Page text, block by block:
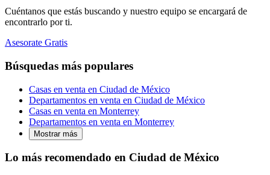
Cuéntanos que estás buscando y nuestro equipo se encargará de
encontrarlo por ti.
Asesorate Gratis
Búsquedas más populares
Casas en venta en Ciudad de México
Departamentos en venta en Ciudad de México
Casas en venta en Monterrey
Departamentos en venta en Monterrey
Mostrar más
Lo más recomendado en Ciudad de México